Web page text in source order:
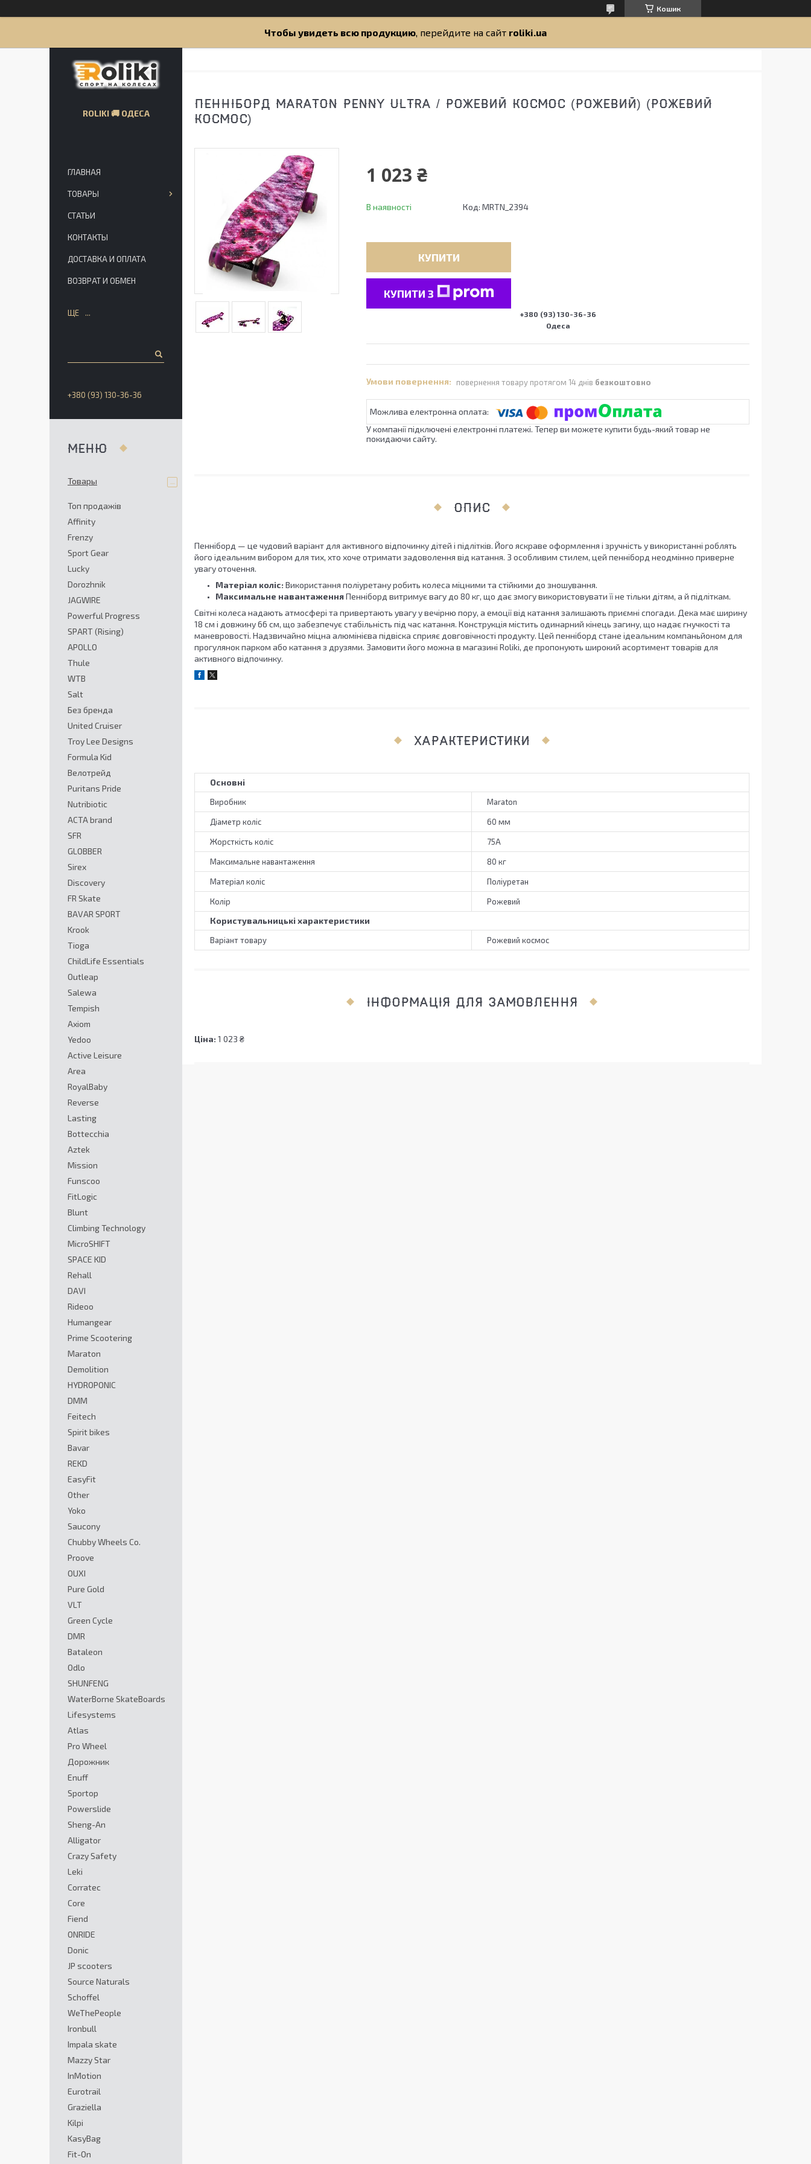
Кошик
Чтобы увидеть всю продукцию, перейдите на сайт roliki.ua
ПЕННІБОРД MARATON PENNY ULTRA / РОЖЕВИЙ КОСМОС (РОЖЕВИЙ) (РОЖЕВИЙ
КОСМОС)
1 023 ₴
В наявності Код: MRTN_2394
КУПИТИ
КУПИТИ З
+380 (93) 130-36-36
Одеса
повернення товару протягом 14 днів безкоштовно
У компанії підключені електронні платежі. Тепер ви можете купити будь-який товар не
покидаючи сайту.
ОПИС
Пенніборд — це чудовий варіант для активного відпочинку дітей і підлітків. Його яскраве оформлення і зручність у використанні роблять
його ідеальним вибором для тих, хто хоче отримати задоволення від катання. З особливим стилем, цей пенніборд неодмінно приверне
увагу оточення.
Матеріал коліс: Використання поліуретану робить колеса міцними та стійкими до зношування.
Максимальне навантаженняПенніборд витримує вагу до 80 кг, що дає змогу використовувати її не тільки дітям, а й підліткам.
Світні колеса надають атмосфері та привертають увагу у вечірню пору, а емоції від катання залишають приємні спогади. Дека має ширину
18 см і довжину 66 см, що забезпечує стабільність під час катання. Конструкція містить одинарний кінець загину, що надає гнучкості та
маневровості. Надзвичайно міцна алюмінієва підвіска сприяє довговічності продукту. Цей пенніборд стане ідеальним компаньйоном для
прогулянок парком або катання з друзями. Замовити його можна в магазині Roliki, де пропонують широкий асортимент товарів для
активного відпочинку.
ХАРАКТЕРИСТИКИ
Основні
Виробник Maraton
Діаметр коліс 60 мм
Жорсткість коліс 75А
Максимальне навантаження 80 кг
Матеріал коліс Поліуретан
Колір Рожевий
Користувальницькі характеристики
Варіант товару Рожевий космос
ІНФОРМАЦІЯ ДЛЯ ЗАМОВЛЕННЯ
Ціна: 1 023 ₴
ROLIKI 🚚 ОДЕСА
ГЛАВНАЯ
ТОВАРЫ
СТАТЬИ
КОНТАКТЫ
ДОСТАВКА И ОПЛАТА
ВОЗВРАТ И ОБМЕН
ЩЕ
+380 (93) 130-36-36
Товары
Топ продажів
Affinity
Frenzy
Sport Gear
Lucky
Dorozhnik
JAGWIRE
Powerful Progress
SPART (Rising)
APOLLO
Thule
WTB
Salt
Без бренда
United Cruiser
Troy Lee Designs
Formula Kid
Велотрейд
Puritans Pride
Nutribiotic
ACTA brand
SFR
GLOBBER
Sirex
Discovery
FR Skate
BAVAR SPORT
Krook
Tioga
ChildLife Essentials
Outleap
Salewa
Tempish
Axiom
Yedoo
Active Leisure
Area
RoyalBaby
Reverse
Lasting
Bottecchia
Aztek
Mission
Funscoo
FitLogic
Blunt
Climbing Technology
MicroSHIFT
SPACE KID
Rehall
DAVI
Rideoo
Humangear
Prime Scootering
Maraton
Demolition
HYDROPONIC
DMM
Feitech
Spirit bikes
Bavar
REKD
EasyFit
Other
Yoko
Saucony
Chubby Wheels Co.
Proove
OUXI
Pure Gold
VLT
Green Cycle
DMR
Bataleon
Odlo
SHUNFENG
WaterBorne SkateBoards
Lifesystems
Atlas
Pro Wheel
Дорожник
Enuff
Sportop
Powerslide
Sheng-An
Alligator
Crazy Safety
Leki
Corratec
Core
Fiend
ONRIDE
Donic
JP scooters
Source Naturals
Schoffel
WeThePeople
Ironbull
Impala skate
Mazzy Star
InMotion
Eurotrail
Graziella
Kilpi
KasyBag
Fit-On